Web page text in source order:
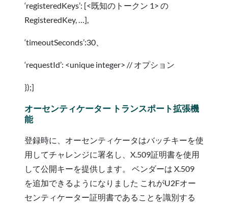
‘registeredKeys’: [<既知のトークン 1> の
RegisteredKey, …],
‘timeoutSeconds’:30、
‘requestId’: <unique integer> // オプション
});]
オーセンティケーター トランスポート拡張機
能
登録時に、オーセンティケータはバッチキーを使
用してチャレンジに署名し、X.509証明書を使用
して公開キーを提供します。 ベンダーは X.509
を追加できるようになりました これがU2Fオー
センティケーター証明書であることを識別する